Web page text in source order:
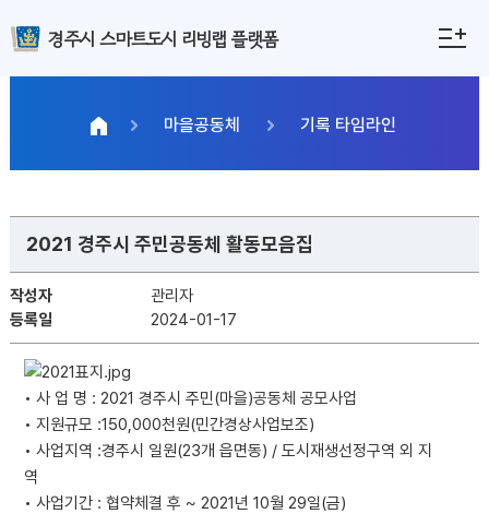
경주시 스마트도시 리빙랩 플랫폼
마을공동체 기록 타임라인
2021 경주시 주민공동체 활동모음집
작성자
관리자
등록일
2024-01-17
• 사 업 명 : 2021 경주시 주민(마을)공동체 공모사업
• 지원규모 :150,000천원(민간경상사업보조)
• 사업지역 :경주시 일원(23개 읍면동) / 도시재생선정구역 외 지
역
• 사업기간 : 협약체결 후 ~ 2021년 10월 29일(금)